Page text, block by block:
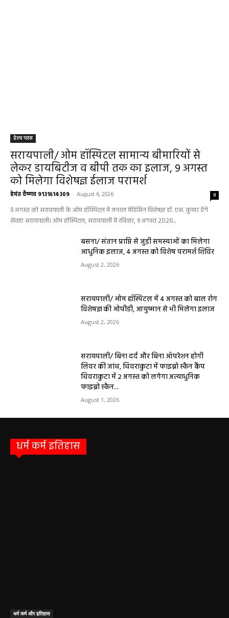
हेल्थ प्लस
सरायपाली/ ओम हॉस्पिटल सामान्य बीमारियों से
लेकर डायबिटीज व बीपी तक का इलाज, 9 अगस्त
को मिलेगा विशेषज्ञ ईलाज परामर्श
हेमंत वैष्णव 9131614309 - August 6, 2026 0
9 अगस्त को सरायपाली के ओम हॉस्पिटल में जनरल मेडिसिन विशेषज्ञ डॉ. एस. कुमार देंगे
सेवाएं सरायपाली। ओम हॉस्पिटल, सरायपाली में रविवार, 9 अगस्त 2026...
बसना/ संतान प्राप्ति से जुड़ी समस्याओं का मिलेगा
आधुनिक इलाज, 4 अगस्त को विशेष परामर्श शिविर
August 2, 2026
सरायपाली/ ओम हॉस्पिटल में 4 अगस्त को बाल रोग
विशेषज्ञ की ओपीडी, आयुष्मान से भी मिलेगा इलाज
August 2, 2026
सरायपाली/ बिना दर्द और बिना ऑपरेशन होगी
लिवर की जांच, चिवराकुटा में फाइब्रो स्कैन कैंप
चिवराकुटा में 2 अगस्त को लगेगा अत्याधुनिक
फाइब्रो स्कैन...
August 1, 2026
धर्म कर्म इतिहास
धर्म कर्म और इतिहास